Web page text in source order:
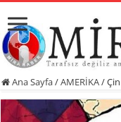
Ana Sayfa/AMERİKA/